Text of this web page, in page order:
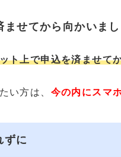
せてから向かいまし
ト上で申込を済ませて
い方は、 今の内にスマ
ずに